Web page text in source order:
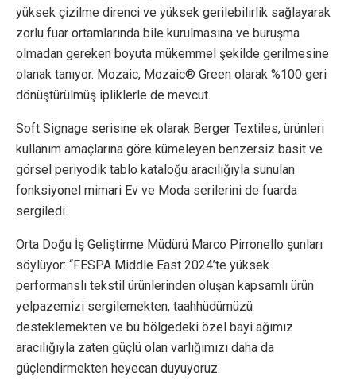
yüksek çizilme direnci ve yüksek gerilebilirlik sağlayarak
zorlu fuar ortamlarında bile kurulmasına ve buruşma
olmadan gereken boyuta mükemmel şekilde gerilmesine
olanak tanıyor. Mozaic, Mozaic® Green olarak %100 geri
dönüştürülmüş ipliklerle de mevcut.
Soft Signage serisine ek olarak Berger Textiles, ürünleri
kullanım amaçlarına göre kümeleyen benzersiz basit ve
görsel periyodik tablo kataloğu aracılığıyla sunulan
fonksiyonel mimari Ev ve Moda serilerini de fuarda
sergiledi.
Orta Doğu İş Geliştirme Müdürü Marco Pirronello şunları
söylüyor: “FESPA Middle East 2024’te yüksek
performanslı tekstil ürünlerinden oluşan kapsamlı ürün
yelpazemizi sergilemekten, taahhüdümüzü
desteklemekten ve bu bölgedeki özel bayi ağımız
aracılığıyla zaten güçlü olan varlığımızı daha da
güçlendirmekten heyecan duyuyoruz.